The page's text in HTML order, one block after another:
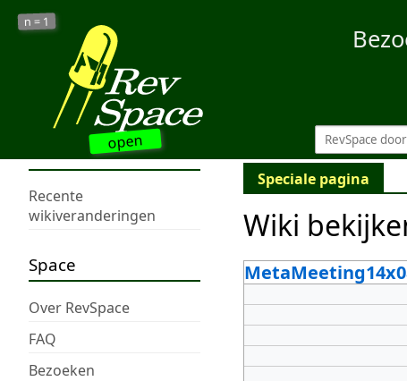
open
n = 1
Recente
wikiveranderingen
Space
Over RevSpace
FAQ
Bezoeken
Speciale pagina
Wiki